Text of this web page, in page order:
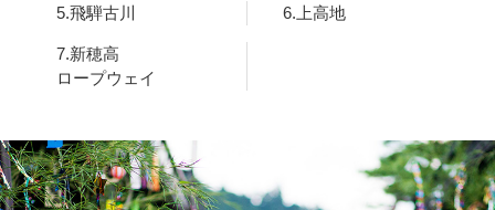
5.飛騨古川 6.上高地
7.新穂高
ロープウェイ